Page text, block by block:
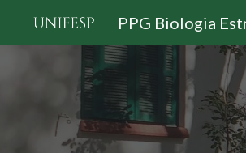
PPG Biologia